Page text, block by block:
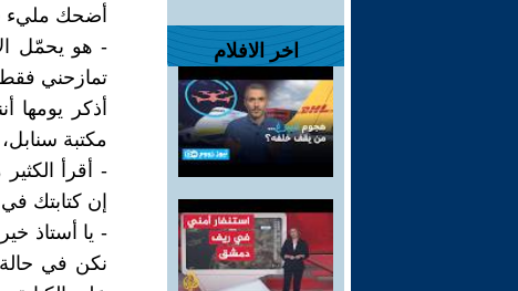
اخر الافلام
أضحك مليء
- هو يحمّل
تمازحني
أذكر يومها
مكتبة
- أقرأ
إن كتابتك في
- يا أستاذ
نكن في حالة